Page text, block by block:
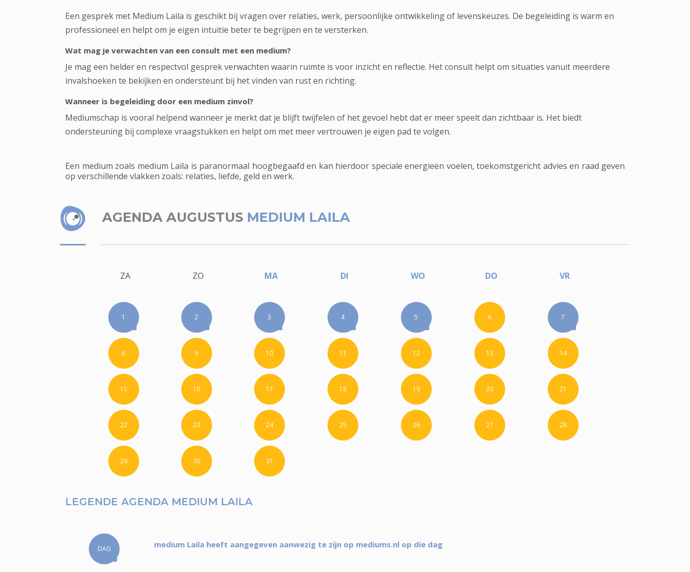
Een gesprek met Medium Laila is geschikt bij vragen over relaties, werk, persoonlijke ontwikkeling of levenskeuzes. De begeleiding is warm en
professioneel en helpt om je eigen intuïtie beter te begrijpen en te versterken.
Wat mag je verwachten van een consult met een medium?
Je mag een helder en respectvol gesprek verwachten waarin ruimte is voor inzicht en reflectie. Het consult helpt om situaties vanuit meerdere
invalshoeken te bekijken en ondersteunt bij het vinden van rust en richting.
Wanneer is begeleiding door een medium zinvol?
Mediumschap is vooral helpend wanneer je merkt dat je blijft twijfelen of het gevoel hebt dat er meer speelt dan zichtbaar is. Het biedt
ondersteuning bij complexe vraagstukken en helpt om met meer vertrouwen je eigen pad te volgen.
Een medium zoals medium Laila is paranormaal hoogbegaafd en kan hierdoor speciale energieën voelen, toekomstgericht advies en raad geven
op verschillende vlakken zoals: relaties, liefde, geld en werk.
AGENDA AUGUSTUS MEDIUM LAILA
ZA ZO MA DI WO DO VR
1 2 3 4 5 6 7
8 9 10 11 12 13 14
15 16 17 18 19 20 21
22 23 24 25 26 27 28
29 30 31
LEGENDE AGENDA MEDIUM LAILA
DAG medium Laila heeft aangegeven aanwezig te zijn op mediums.nl op die dag